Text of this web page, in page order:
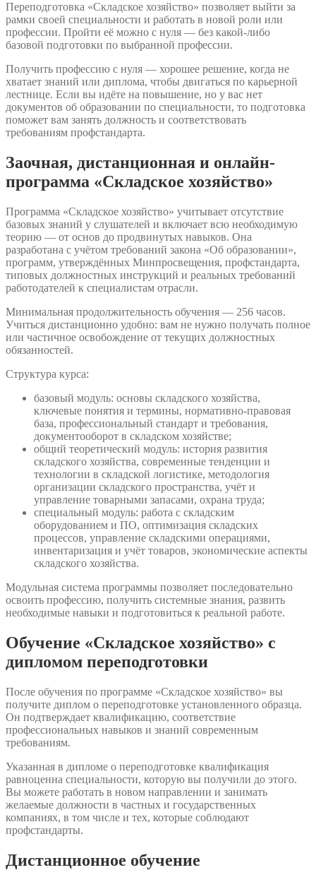
Переподготовка «Складское хозяйство» позволяет выйти за
рамки своей специальности и работать в новой роли или
профессии. Пройти её можно с нуля — без какой-либо
базовой подготовки по выбранной профессии.
Получить профессию с нуля — хорошее решение, когда не
хватает знаний или диплома, чтобы двигаться по карьерной
лестнице. Если вы идёте на повышение, но у вас нет
документов об образовании по специальности, то подготовка
поможет вам занять должность и соответствовать
требованиям профстандарта.
Заочная, дистанционная и онлайн-
программа «Складское хозяйство»
Программа «Складское хозяйство» учитывает отсутствие
базовых знаний у слушателей и включает всю необходимую
теорию — от основ до продвинутых навыков. Она
разработана с учётом требований закона «Об образовании»,
программ, утверждённых Минпросвещения, профстандарта,
типовых должностных инструкций и реальных требований
работодателей к специалистам отрасли.
Минимальная продолжительность обучения — 256 часов.
Учиться дистанционно удобно: вам не нужно получать полное
или частичное освобождение от текущих должностных
обязанностей.
Структура курса:
базовый модуль: основы складского хозяйства,
ключевые понятия и термины, нормативно-правовая
база, профессиональный стандарт и требования,
документооборот в складском хозяйстве;
общий теоретический модуль: история развития
складского хозяйства, современные тенденции и
технологии в складской логистике, методология
организации складского пространства, учёт и
управление товарными запасами, охрана труда;
специальный модуль: работа с складским
оборудованием и ПО, оптимизация складских
процессов, управление складскими операциями,
инвентаризация и учёт товаров, экономические аспекты
складского хозяйства.
Модульная система программы позволяет последовательно
освоить профессию, получить системные знания, развить
необходимые навыки и подготовиться к реальной работе.
Обучение «Складское хозяйство» с
дипломом переподготовки
После обучения по программе «Складское хозяйство» вы
получите диплом о переподготовке установленного образца.
Он подтверждает квалификацию, соответствие
профессиональных навыков и знаний современным
требованиям.
Указанная в дипломе о переподготовке квалификация
равноценна специальности, которую вы получили до этого.
Вы можете работать в новом направлении и занимать
желаемые должности в частных и государственных
компаниях, в том числе и тех, которые соблюдают
профстандарты.
Дистанционное обучение